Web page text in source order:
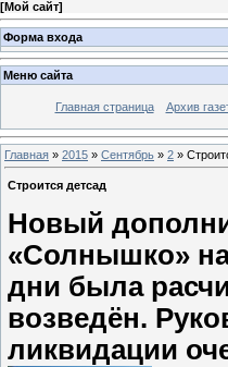
[Мой сайт]
Форма входа
Меню сайта
Главная страница Архив
Главная » 2015 » Сентябрь » 2 »
Строится детсад
Новый
«Солнышко» на
дни была
возведён.
ликвидации